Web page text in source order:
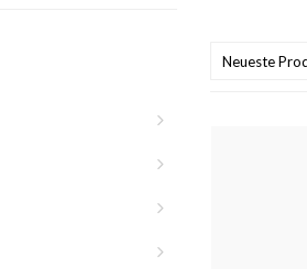
Neueste